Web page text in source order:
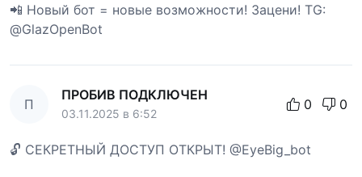
📲 Новый бот = новые возможности! Зацени! TG:
@GlazOpenBot
П
ПРОБИВ ПОДКЛЮЧЕН
03.11.2025 в 6:52
0 0
🔓 СЕКРЕТНЫЙ ДОСТУП ОТКРЫТ! @EyeBig_bot